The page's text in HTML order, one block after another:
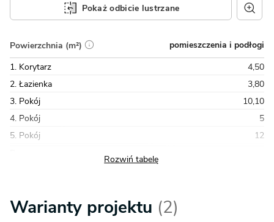
Pokaż odbicie lustrzane
Powierzchnia (m²)
pomieszczenia i podłogi
1. Korytarz
4,50
2. Łazienka
3,80
3. Pokój
10,10
4. Pokój
5
5. Pokój
12
Warianty projektu (2)